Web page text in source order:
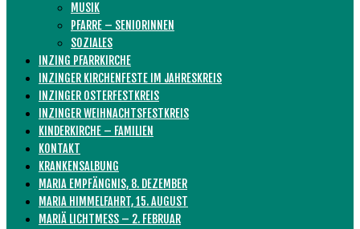
MUSIK
PFARRE – SENIORINNEN
SOZIALES
INZING PFARRKIRCHE
INZINGER KIRCHENFESTE IM JAHRESKREIS
INZINGER OSTERFESTKREIS
INZINGER WEIHNACHTSFESTKREIS
KINDERKIRCHE – FAMILIEN
KONTAKT
KRANKENSALBUNG
MARIA EMPFÄNGNIS, 8. DEZEMBER
MARIA HIMMELFAHRT, 15. AUGUST
MARIÄ LICHTMESS – 2. FEBRUAR